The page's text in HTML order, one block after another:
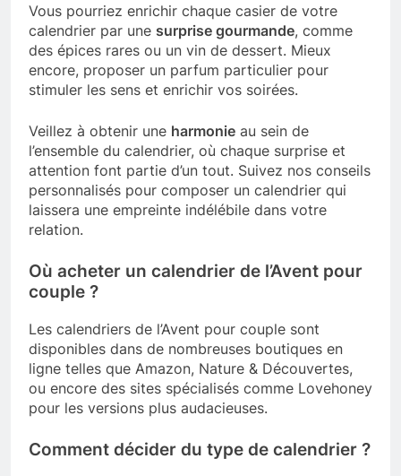
Vous pourriez enrichir chaque casier de votre
calendrier par une surprise gourmande, comme
des épices rares ou un vin de dessert. Mieux
encore, proposer un parfum particulier pour
stimuler les sens et enrichir vos soirées.
Veillez à obtenir une harmonie au sein de
l’ensemble du calendrier, où chaque surprise et
attention font partie d’un tout. Suivez nos conseils
personnalisés pour composer un calendrier qui
laissera une empreinte indélébile dans votre
relation.
Où acheter un calendrier de l’Avent pour
couple ?
Les calendriers de l’Avent pour couple sont
disponibles dans de nombreuses boutiques en
ligne telles que Amazon, Nature & Découvertes,
ou encore des sites spécialisés comme Lovehoney
pour les versions plus audacieuses.
Comment décider du type de calendrier ?